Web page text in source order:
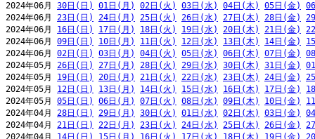
2024年06月 30日(日) 01日(月) 02日(火) 03日(水) 04日(木) 05日(金)
2024年06月 23日(日) 24日(月) 25日(火) 26日(水) 27日(木) 28日(金)
2024年06月 16日(日) 17日(月) 18日(火) 19日(水) 20日(木) 21日(金)
2024年06月 09日(日) 10日(月) 11日(火) 12日(水) 13日(木) 14日(金)
2024年06月 02日(日) 03日(月) 04日(火) 05日(水) 06日(木) 07日(金)
2024年05月 26日(日) 27日(月) 28日(火) 29日(水) 30日(木) 31日(金)
2024年05月 19日(日) 20日(月) 21日(火) 22日(水) 23日(木) 24日(金)
2024年05月 12日(日) 13日(月) 14日(火) 15日(水) 16日(木) 17日(金)
2024年05月 05日(日) 06日(月) 07日(火) 08日(水) 09日(木) 10日(金)
2024年04月 28日(日) 29日(月) 30日(火) 01日(水) 02日(木) 03日(金)
2024年04月 21日(日) 22日(月) 23日(火) 24日(水) 25日(木) 26日(金)
2024年04月 14日(日) 15日(月) 16日(火) 17日(水) 18日(木) 19日(金)